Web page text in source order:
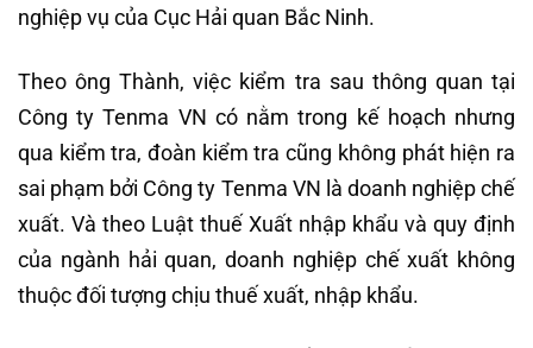
nghiệp vụ của Cục Hải quan Bắc Ninh.
Theo ông Thành, việc kiểm tra sau thông quan tại
Công ty Tenma VN có nằm trong kế hoạch nhưng
qua kiểm tra, đoàn kiểm tra cũng không phát hiện ra
sai phạm bởi Công ty Tenma VN là doanh nghiệp chế
xuất. Và theo Luật thuế Xuất nhập khẩu và quy định
của ngành hải quan, doanh nghiệp chế xuất không
thuộc đối tượng chịu thuế xuất, nhập khẩu.